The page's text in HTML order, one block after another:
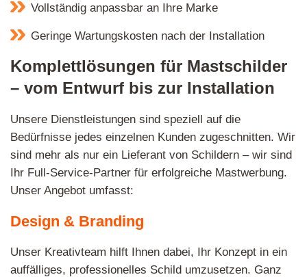
Vollständig anpassbar an Ihre Marke
Geringe Wartungskosten nach der Installation
Komplettlösungen für Mastschilder
– vom Entwurf bis zur Installation
Unsere Dienstleistungen sind speziell auf die
Bedürfnisse jedes einzelnen Kunden zugeschnitten. Wir
sind mehr als nur ein Lieferant von Schildern – wir sind
Ihr Full-Service-Partner für erfolgreiche Mastwerbung.
Unser Angebot umfasst:
Design & Branding
Unser Kreativteam hilft Ihnen dabei, Ihr Konzept in ein
auffälliges, professionelles Schild umzusetzen. Ganz